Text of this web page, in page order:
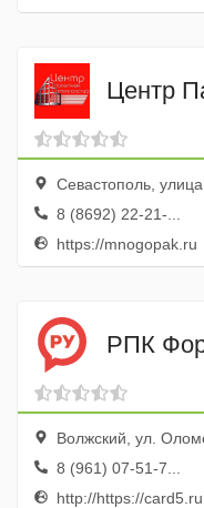
Центр
Севастополь,
8 (8692) 22-21-...
https://mnogopak.ru
РПК
Волжский, ул.
8 (961) 07-51-7...
http://https://